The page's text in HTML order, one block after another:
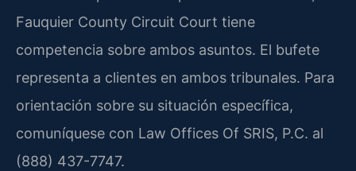
Fauquier County Circuit Court tiene
competencia sobre ambos asuntos. El bufete
representa a clientes en ambos tribunales. Para
orientación sobre su situación específica,
comuníquese con Law Offices Of SRIS, P.C. al
(888) 437-7747.